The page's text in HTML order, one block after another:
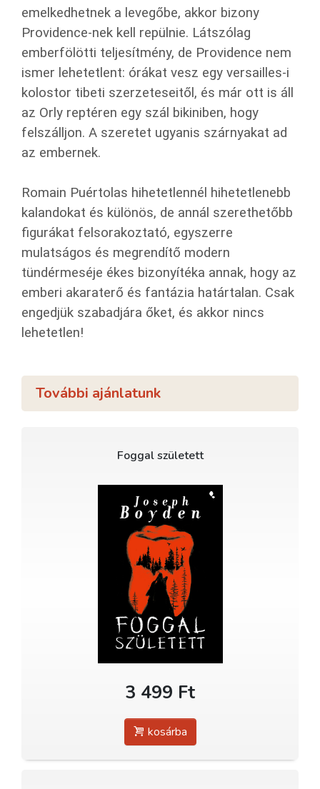
emelkedhetnek a levegőbe, akkor bizony
Providence-nek kell repülnie. Látszólag
emberfölötti teljesítmény, de Providence nem
ismer lehetetlent: órákat vesz egy versailles-i
kolostor tibeti szerzeteseitől, és már ott is áll
az Orly reptéren egy szál bikiniben, hogy
felszálljon. A szeretet ugyanis szárnyakat ad
az embernek.
Romain Puértolas hihetetlennél hihetetlenebb
kalandokat és különös, de annál szerethetőbb
figurákat felsorakoztató, egyszerre
mulatságos és megrendítő modern
tündérmeséje ékes bizonyítéka annak, hogy az
emberi akaraterő és fantázia határtalan. Csak
engedjük szabadjára őket, és akkor nincs
lehetetlen!
További ajánlatunk
Foggal született
3 499 Ft
kosárba